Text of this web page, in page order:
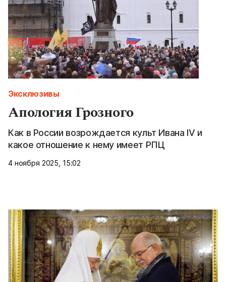
Эксклюзивы
Апология Грозного
Как в России возрождается культ Ивана IV и
какое отношение к нему имеет РПЦ
4 ноября 2025, 15:02